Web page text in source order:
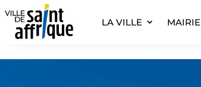
LA VILLE MAIRIE